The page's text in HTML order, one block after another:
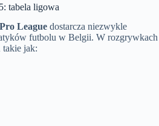
tabela ligowa
League dostarcza niezwykle
futbolu w Belgii. W rozgrywkach
takie jak: